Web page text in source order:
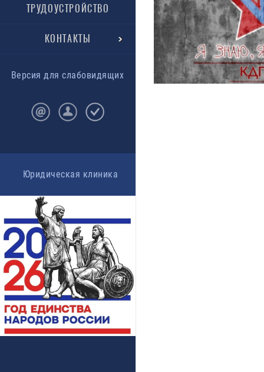
ТРУДОУСТРОЙСТВО
КОНТАКТЫ
Версия для слабовидящих
Юридическая клиника